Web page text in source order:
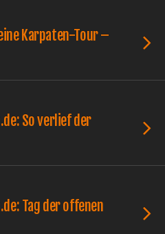
Karpaten-Tour –
So verlief der
Tag der offenen